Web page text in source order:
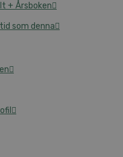
+ Årsboken
som denna